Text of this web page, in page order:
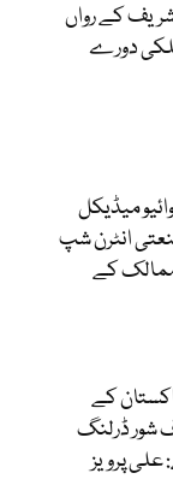
کے رواں
ملکی دورے
میڈیکل
انٹرن شپ
شروع، 5 ممالک کے
کے
شور ڈرلنگ
پرویز